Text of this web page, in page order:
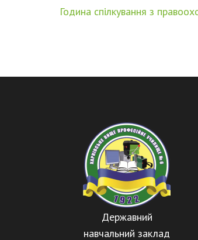
Навігація
Година спілкування з
Державний
навчальний заклад